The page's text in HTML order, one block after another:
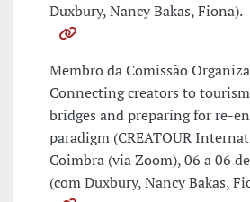
Duxbury, Nancy Bakas, Fiona).
Membro da Comissão
Connecting creators to
bridges and preparing for re-
paradigm (CREATOUR
Coimbra (via Zoom), 06 a 06
(com Duxbury, Nancy Bakas,